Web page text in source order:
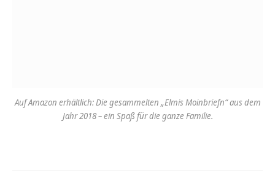
Auf Amazon erhältlich: Die gesammelten „Elmis Moinbriefn“ aus dem
Jahr 2018 – ein Spaß für die ganze Familie.